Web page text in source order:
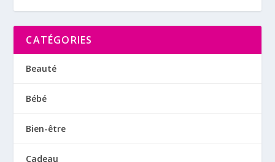
CATÉGORIES
Beauté
Bébé
Bien-être
Cadeau